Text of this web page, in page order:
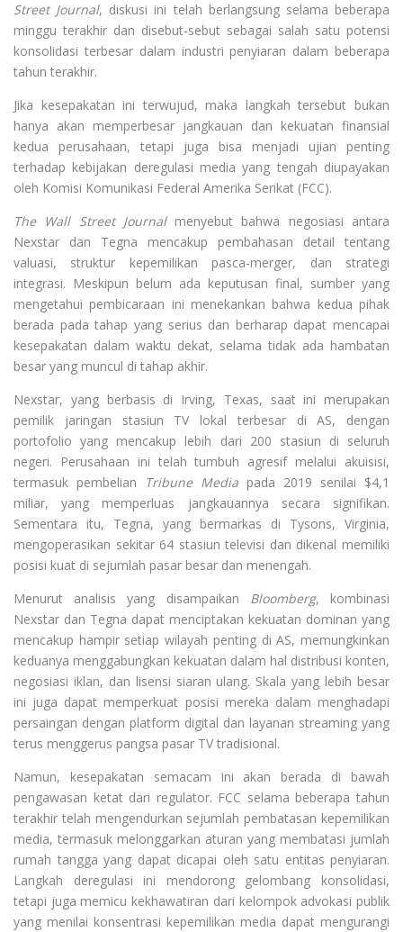
Street Journal, diskusi ini telah berlangsung selama beberapa
minggu terakhir dan disebut-sebut sebagai salah satu potensi
konsolidasi terbesar dalam industri penyiaran dalam beberapa
tahun terakhir.
Jika kesepakatan ini terwujud, maka langkah tersebut bukan
hanya akan memperbesar jangkauan dan kekuatan finansial
kedua perusahaan, tetapi juga bisa menjadi ujian penting
terhadap kebijakan deregulasi media yang tengah diupayakan
oleh Komisi Komunikasi Federal Amerika Serikat (FCC).
The Wall Street Journalmenyebut bahwa negosiasi antara
Nexstar dan Tegna mencakup pembahasan detail tentang
valuasi, struktur kepemilikan pasca-merger, dan strategi
integrasi. Meskipun belum ada keputusan final, sumber yang
mengetahui pembicaraan ini menekankan bahwa kedua pihak
berada pada tahap yang serius dan berharap dapat mencapai
kesepakatan dalam waktu dekat, selama tidak ada hambatan
besar yang muncul di tahap akhir.
Nexstar, yang berbasis di Irving, Texas, saat ini merupakan
pemilik jaringan stasiun TV lokal terbesar di AS, dengan
portofolio yang mencakup lebih dari 200 stasiun di seluruh
negeri. Perusahaan ini telah tumbuh agresif melalui akuisisi,
termasuk pembelian
Tribune Media pada 2019 senilai $4,1
miliar, yang memperluas jangkauannya secara signifikan.
Sementara itu, Tegna, yang bermarkas di Tysons, Virginia,
mengoperasikan sekitar 64 stasiun televisi dan dikenal memiliki
posisi kuat di sejumlah pasar besar dan menengah.
Menurut analisis yang disampaikan Bloomberg, kombinasi
Nexstar dan Tegna dapat menciptakan kekuatan dominan yang
mencakup hampir setiap wilayah penting di AS, memungkinkan
keduanya menggabungkan kekuatan dalam hal distribusi konten,
negosiasi iklan, dan lisensi siaran ulang. Skala yang lebih besar
ini juga dapat memperkuat posisi mereka dalam menghadapi
persaingan dengan platform digital dan layanan streaming yang
terus menggerus pangsa pasar TV tradisional.
Namun, kesepakatan semacam ini akan berada di bawah
pengawasan ketat dari regulator. FCC selama beberapa tahun
terakhir telah mengendurkan sejumlah pembatasan kepemilikan
media, termasuk melonggarkan aturan yang membatasi jumlah
rumah tangga yang dapat dicapai oleh satu entitas penyiaran.
Langkah deregulasi ini mendorong gelombang konsolidasi,
tetapi juga memicu kekhawatiran dari kelompok advokasi publik
yang menilai konsentrasi kepemilikan media dapat mengurangi